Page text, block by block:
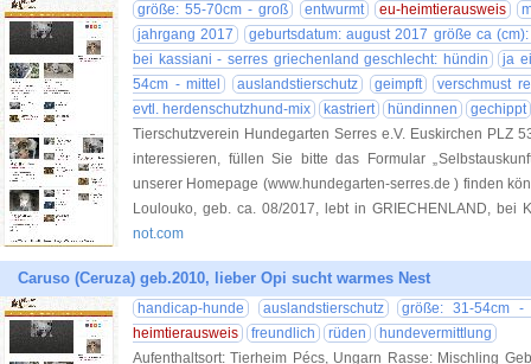
größe: 55-70cm - groß entwurmt eu-heimtierausweis
jahrgang 2017
geburtsdatum: august 2017 größe ca
bei kassiani - serres griechenland geschlecht: hündin
ja
54cm - mittel
auslandstierschutz geimpft
verschmust
evtl. herdenschutzhund-mix
kastriert hündinnen
gechippt
Tierschutzverein Hundegarten Serres e.V. Euskirchen PLZ
interessieren, füllen Sie bitte das Formular
unserer Homepage (www.hundegarten-serres.de ) finden
Loulouko, geb. ca. 08/2017, lebt in GRIECHENLAND, bei
not.com
Caruso (Ceruza) geb.2010, lieber Opi sucht warmes Nest
handicap-hunde auslandstierschutz
größe: 31-54cm -
heimtierausweis
freundlich rüden
hundevermittlung
Aufenthaltsort: Tierheim Pécs, Ungarn Rasse: Mischling